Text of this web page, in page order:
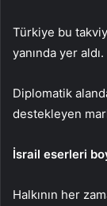
Türkiye bu
yanında yer aldı.
Diplomatik
destekleyen
İsrail eserleri
Halkının her